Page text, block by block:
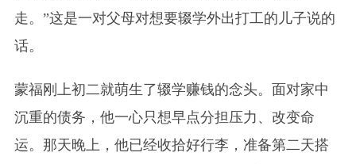
走。”这是一对父母对想要辍学外出打工的儿子说的
话。
蒙福刚上初二就萌生了辍学赚钱的念头。面对家中
沉重的债务，他一心只想早点分担压力、改变命
运。那天晚上，他已经收拾好行李，准备第二天搭